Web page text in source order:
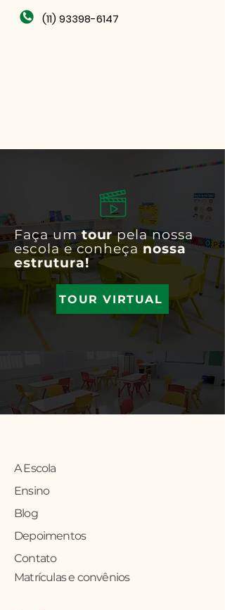
(11) 93398-6147
Faça umtourpela nossa
escola e conheçanossa
estrutura!
TOUR VIRTUAL
A Escola
Ensino
Blog
Depoimentos
Contato
Matrículas e convênios